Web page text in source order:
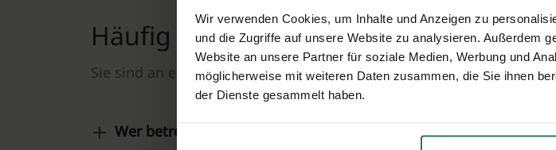
Wir verwenden Cookies, um Inhalte und Anzeigen zu
und die Zugriffe auf unsere Website zu analysieren. Außerdem
Website an unsere Partner für soziale Medien, Werbung und
möglicherweise mit weiteren Daten zusammen, die Sie ihnen
der Dienste gesammelt haben.
Häufig gestellte Fragen
Sie sind an einer reibungslosen, respektvollen aber günstigen
Wer betreibt diese Website?